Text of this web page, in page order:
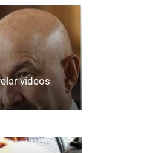
videos